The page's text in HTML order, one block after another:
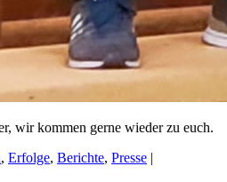
wir kommen gerne wieder zu euch.
, Erfolge, Berichte, Presse |